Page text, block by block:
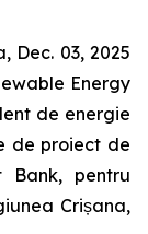
Dec. 03, 2025
Energy
de energie
de proiect de
Bank, pentru
Crișana,